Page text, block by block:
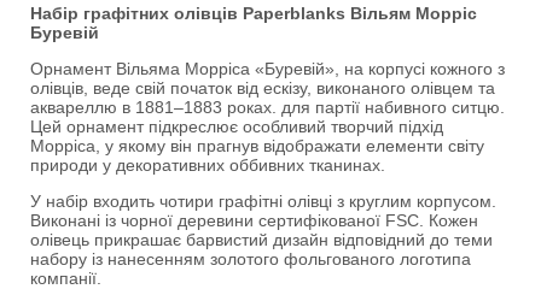
Набір графітних олівців Paperblanks Вільям Морріс
Буревій
Орнамент Вільяма Морріса «Буревій», на корпусі кожного з
олівців, веде свій початок від ескізу, виконаного олівцем та
аквареллю в 1881–1883 ​​роках. для партії набивного ситцю.
Цей орнамент підкреслює особливий творчий підхід
Морріса, у якому він прагнув відображати елементи світу
природи у декоративних оббивних тканинах.
У набір входить чотири графітні олівці з круглим корпусом.
Виконані із чорної деревини сертифікованої FSC. Кожен
олівець прикрашає барвистий дизайн відповідний до теми
набору із нанесенням золотого фольгованого логотипа
компанії.